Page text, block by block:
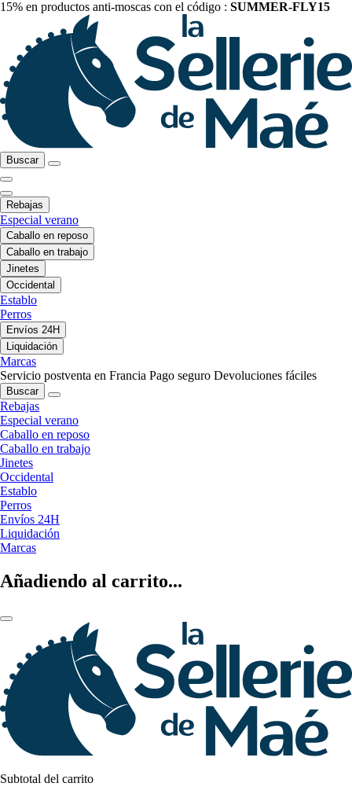
15% en productos anti-moscas con el código : SUMMER-FLY15
Buscar
Rebajas
Especial verano
Caballo en reposo
Caballo en trabajo
Jinetes
Occidental
Establo
Perros
Envíos 24H
Liquidación
Marcas
Servicio postventa en Francia Pago seguro Devoluciones fáciles
Buscar
Rebajas
Especial verano
Caballo en reposo
Caballo en trabajo
Jinetes
Occidental
Establo
Perros
Envíos 24H
Liquidación
Marcas
Añadiendo al carrito...
Subtotal del carrito